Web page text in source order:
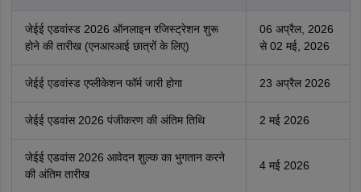
जेईई एडवांस्ड 2026 ऑनलाइन रजिस्ट्रेशन शुरू
होने की तारीख (एनआरआई छात्रों के लिए)
06 अप्रैल, 2026
से 02 मई, 2026
जेईई एडवांस्ड एप्लीकेशन फॉर्म जारी होगा 23 अप्रैल 2026
जेईई एडवांस 2026 पंजीकरण की अंतिम तिथि 2 मई 2026
जेईई एडवांस 2026 आवेदन शुल्क का भुगतान करने
की अंतिम तारीख
4 मई 2026